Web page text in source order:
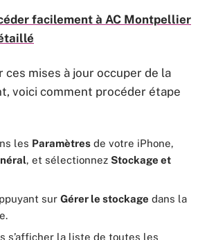
facilement à AC Montpellier
ces mises à jour occuper de la
voici comment procéder étape
les Paramètres de votre iPhone,
, et sélectionnez Stockage et
sur Gérer le stockage dans la
s’afficher la liste de toutes les